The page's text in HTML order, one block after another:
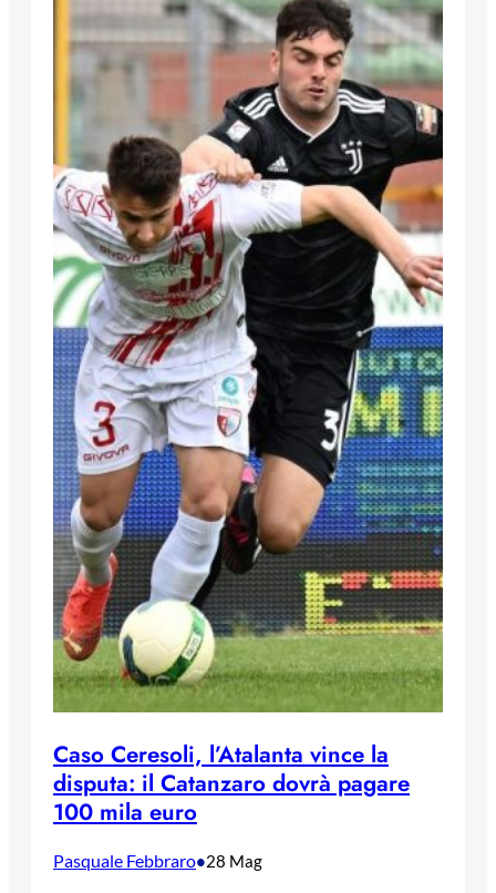
Caso Ceresoli, l’Atalanta vince la
disputa: il Catanzaro dovrà pagare
100 mila euro
Pasquale Febbraro•28 Mag